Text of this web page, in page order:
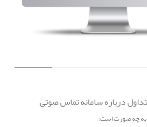
درباره سامانه تماس صوتی